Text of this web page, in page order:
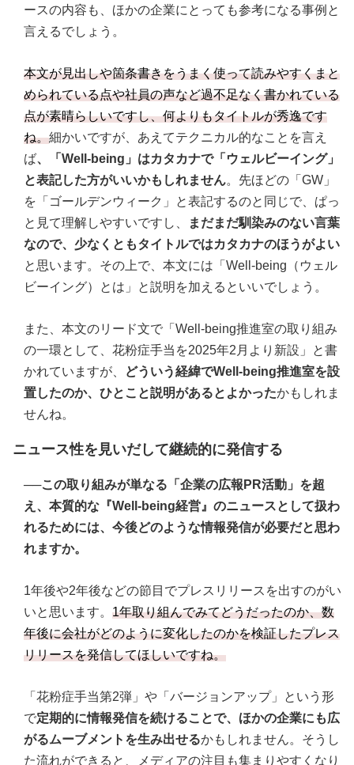
ースの内容も、ほかの企業にとっても参考になる事例と
言えるでしょう。
本文が見出しや箇条書きをうまく使って読みやすくまと
められている点や社員の声など過不足なく書かれている
点が素晴らしいですし、何よりもタイトルが秀逸です
ね。細かいですが、あえてテクニカル的なことを言え
ば、「Well-being」はカタカナで「ウェルビーイング」
と表記した方がいいかもしれません。先ほどの「GW」
を「ゴールデンウィーク」と表記するのと同じで、ぱっ
と見て理解しやすいですし、
まだまだ馴染みのない言葉
なので、少なくともタイトルではカタカナのほうがよい
と思います。その上で、本文には「Well-being（ウェル
ビーイング）とは」と説明を加えるといいでしょう。
また、本文のリード文で「Well-being推進室の取り組み
の一環として、花粉症手当を2025年2月より新設」と書
かれていますが、
どういう経緯でWell-being推進室を設
置したのか、ひとこと説明があるとよかったかもしれま
せんね。
ニュース性を見いだして継続的に発信する
──この取り組みが単なる「企業の広報PR活動」を超
え、本質的な『Well-being経営』のニュースとして扱わ
れるためには、今後どのような情報発信が必要だと思わ
れますか。
1年後や2年後などの節目でプレスリリースを出すのがい
いと思います。 1年取り組んでみてどうだったのか、数
年後に会社がどのように変化したのかを検証したプレス
リリースを発信してほしいですね。
「花粉症手当第2弾」や「バージョンアップ」という形
で定期的に情報発信を続けることで、ほかの企業にも広
がるムーブメントを生み出せるかもしれません。そうし
た流れができると、メディアの注目も集まりやすくなり